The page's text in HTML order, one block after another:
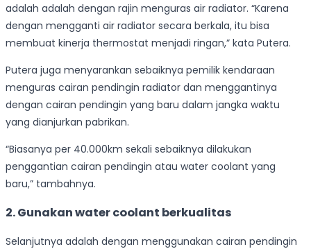
adalah adalah dengan rajin menguras air radiator. “Karena
dengan mengganti air radiator secara berkala, itu bisa
membuat kinerja thermostat menjadi ringan,” kata Putera.
Putera juga menyarankan sebaiknya pemilik kendaraan
menguras cairan pendingin radiator dan menggantinya
dengan cairan pendingin yang baru dalam jangka waktu
yang dianjurkan pabrikan.
“Biasanya per 40.000km sekali sebaiknya dilakukan
penggantian cairan pendingin atau water coolant yang
baru,” tambahnya.
2. Gunakan water coolant berkualitas
Selanjutnya adalah dengan menggunakan cairan pendingin